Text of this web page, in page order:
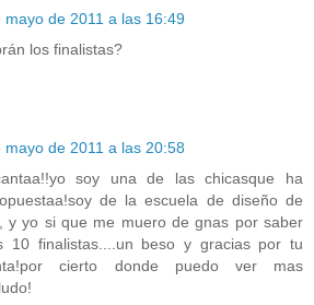
mayo de 2011 a las 16:49
los finalistas?
mayo de 2011 a las 20:58
soy una de las chicasque ha
de la escuela de diseño de
y yo si que me muero de gnas por saber
10 finalistas....un beso y gracias por tu
cierto donde puedo ver mas